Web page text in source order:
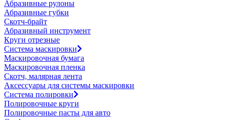
Абразивные рулоны
Абразивные губки
Скотч-брайт
Абразивный инструмент
Круги отрезные
Система маскировки
Маскировочная бумага
Маскировочная пленка
Скотч, малярная лента
Аксессуары для системы маскировки
Система полировки
Полировочные круги
Полировочные пасты для авто